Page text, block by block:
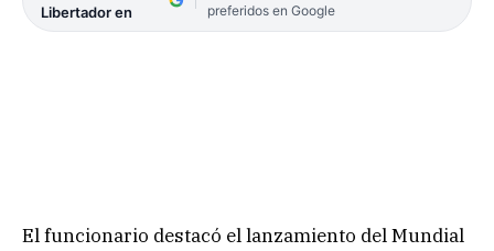
Libertador en
preferidos en Google
El funcionario destacó el lanzamiento del Mundial